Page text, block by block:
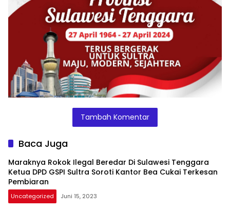
Tambah Komentar
Baca Juga
Maraknya Rokok Ilegal Beredar Di Sulawesi Tenggara
Ketua DPD GSPI Sultra Soroti Kantor Bea Cukai Terkesan
Pembiaran
Uncategorized Juni 15, 2023